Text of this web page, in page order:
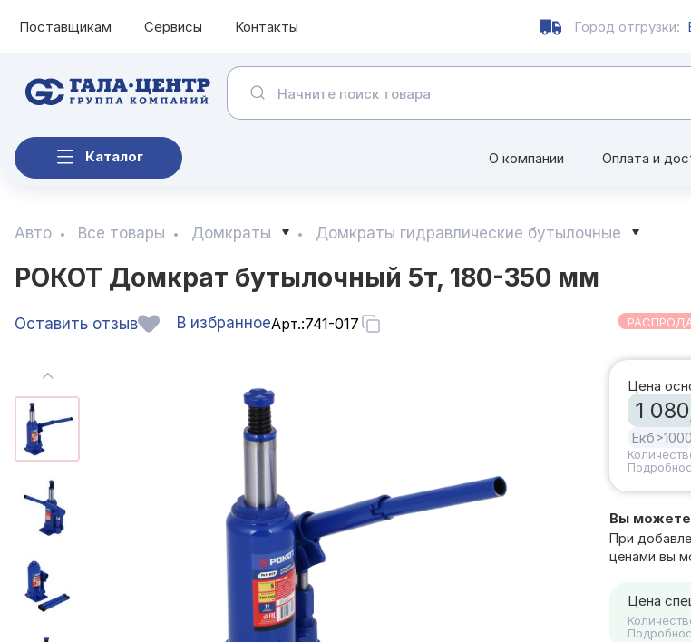
Поставщикам Сервисы Контакты Город отгрузки:
Каталог О компании Оплата и
Авто Все товары Домкраты Домкраты гидравлические бутылочные
РОКОТ Домкрат бутылочный 5т, 180-350 мм
Оставить отзыв В избранноеАрт.:741-017
Цена
1
Екб>1000
Вы
При
ценами вы
Цена